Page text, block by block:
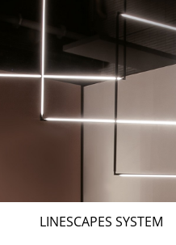
LINESCAPES SYSTEM